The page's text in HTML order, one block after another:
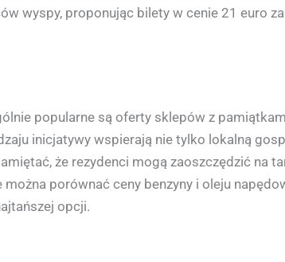
wyspy, proponując bilety w cenie 21 euro
popularne są oferty sklepów z
inicjatywy wspierają nie tylko lokalną
że rezydenci mogą zaoszczędzić na
porównać ceny benzyny i oleju
opcji.